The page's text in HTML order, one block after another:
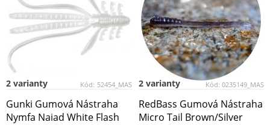
Kód: 52454_MAS
2 varianty
Gunki Gumová Nástraha
Nymfa Naiad White Flash
Kód: 0235149_MAS
2 varianty
RedBass Gumová Nástraha
Micro Tail Brown/Silver